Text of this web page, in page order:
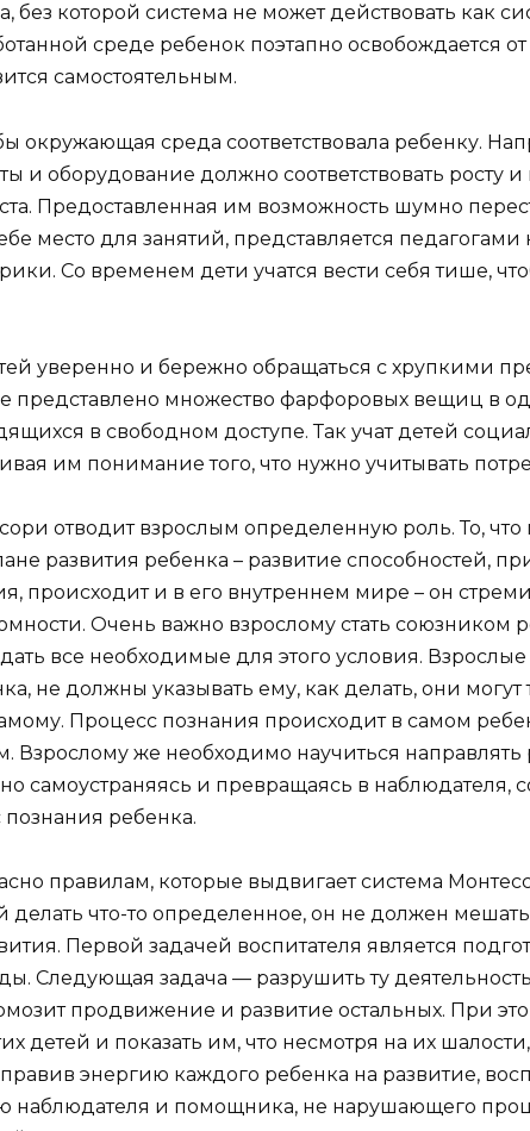
без которой система не может действовать как
среде ребенок поэтапно освобождается
самостоятельным.
окружающая среда соответствовала ребенку.
и оборудование должно соответствовать росту
Предоставленная им возможность шумно
место для занятий, представляется педагогами
Со временем дети учатся вести себя тише,
уверенно и бережно обращаться с хрупкими
представлено множество фарфоровых вещиц в
в свободном доступе. Так учат детей
им понимание того, что нужно учитывать
отводит взрослым определенную роль. То,
развития ребенка – развитие способностей,
происходит и в его внутреннем мире – он
Очень важно взрослому стать союзником
все необходимые для этого условия.
не должны указывать ему, как делать, они
Процесс познания происходит в самом
Взрослому же необходимо научиться направлять
самоустраняясь и превращаясь в наблюдателя,
ребенка.
правилам, которые выдвигает система
делать что-то определенное, он не должен
Первой задачей воспитателя является
Следующая задача — разрушить ту
продвижение и развитие остальных. При
детей и показать им, что несмотря на их
энергию каждого ребенка на развитие,
наблюдателя и помощника, не нарушающего